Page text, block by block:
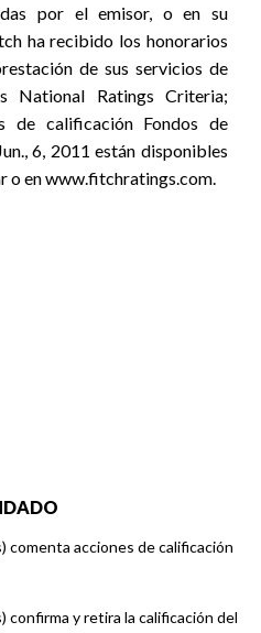
por el emisor, o en su
ha recibido los honorarios
de sus servicios de
National Ratings Criteria;
de calificación Fondos de
6, 2011 están disponibles
o en www.fitchratings.com.
comenta acciones de calificación
confirma y retira la calificación del